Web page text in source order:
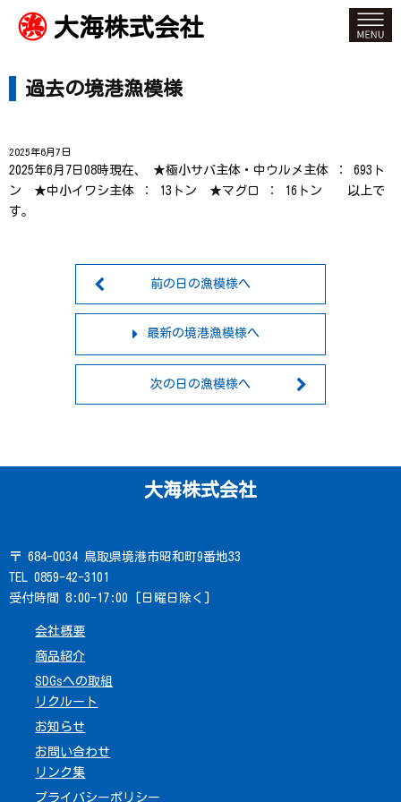
大海株式会社
過去の境港漁模様
2025年6月7日
2025年6月7日08時現在、 ★極小サバ主体・中ウルメ主体 ： 693ト
ン ★中小イワシ主体 ： 13トン ★マグロ ： 16トン 以上で
す。
前の日の漁模様へ
最新の境港漁模様へ
次の日の漁模様へ
大海株式会社
〒 684-0034 鳥取県境港市昭和町9番地33
TEL 0859-42-3101
受付時間 8:00-17:00 [日曜日除く]
会社概要
商品紹介
SDGsへの取組
リクルート
お知らせ
お問い合わせ
リンク集
プライバシーポリシー